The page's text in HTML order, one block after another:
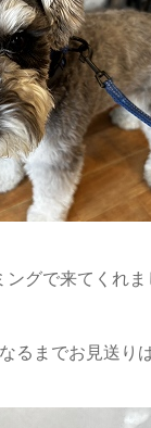
ングで来てくれ
るまでお見送り